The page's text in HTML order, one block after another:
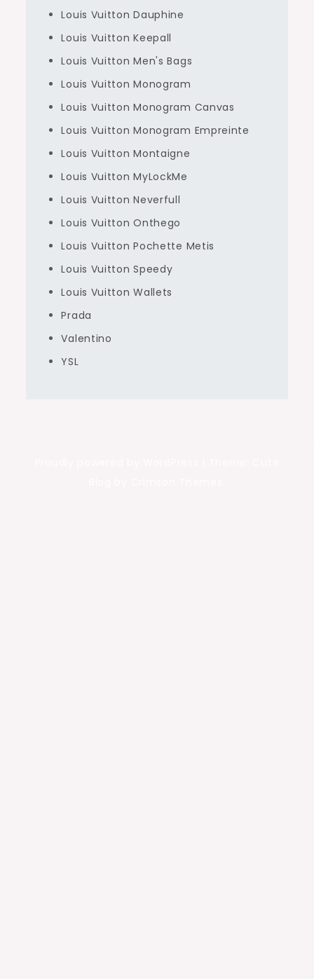
Louis Vuitton Dauphine
Louis Vuitton Keepall
Louis Vuitton Men's Bags
Louis Vuitton Monogram
Louis Vuitton Monogram Canvas
Louis Vuitton Monogram Empreinte
Louis Vuitton Montaigne
Louis Vuitton MyLockMe
Louis Vuitton Neverfull
Louis Vuitton Onthego
Louis Vuitton Pochette Metis
Louis Vuitton Speedy
Louis Vuitton Wallets
Prada
Valentino
YSL